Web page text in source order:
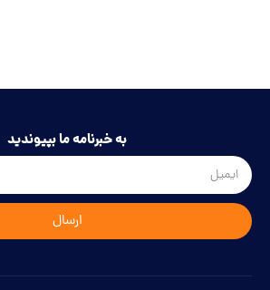
به خبرنامه ما بپیوندید
ارسال